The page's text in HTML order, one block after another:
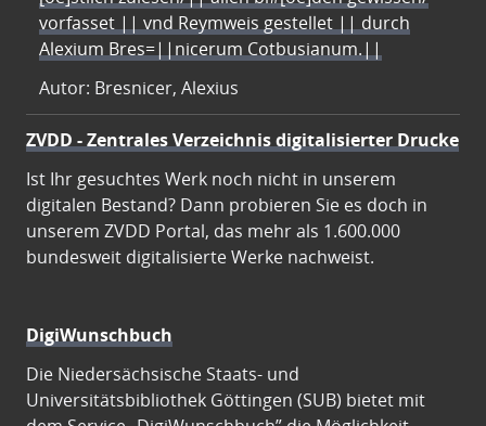
vorfasset || vnd Reymweis gestellet || durch
Alexium Bres=||nicerum Cotbusianum.||
Autor: Bresnicer, Alexius
ZVDD - Zentrales Verzeichnis digitalisierter Drucke
Ist Ihr gesuchtes Werk noch nicht in unserem
digitalen Bestand? Dann probieren Sie es doch in
unserem ZVDD Portal, das mehr als 1.600.000
bundesweit digitalisierte Werke nachweist.
DigiWunschbuch
Die Niedersächsische Staats- und
Universitätsbibliothek Göttingen (SUB) bietet mit